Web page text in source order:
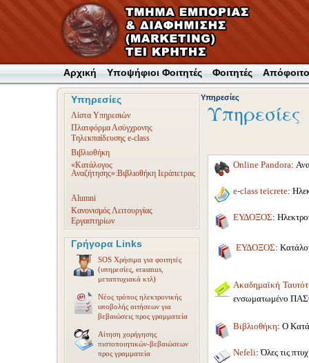
Αρχική Υποψήφιοι Φοιτητές Φοιτητές
Υπηρεσίες
Λίστα Υπηρεσιών
Πλατφόρμα Ασύγχρονης
Τηλεκπαίδευσης e-class
Βιβλιοθήκη
«Κατάλογος
Αναζήτησης»:Βιβλιοθήκη Ιεράπετρας
Alumni
Κανονισμός Λειτουργίας
Εργαστηρίων
Γρήγορα Links
SOS Χρήσιμα για φοιτητές
(υπηρεσίες, erasmus,
μεταπτυχιακά κτλ)
Νέος τρόπος ηλεκτρονικής
υποβολής αιτήσεων για
βεβαιώσεις προς γραμματεία
Αίτηση χορήγησης
πιστοποιητικών-βεβαιώσεων
προς γραμματεία
Υπηρεσίες
Υπηρεσίες
Online Pandora:
e-class teicrete:
ΕΥΔΟΞΟΣ:
ΕΥΔΟΞΟΣ:
Ακαδημαϊκή
ενσωματωμένο
Βιβλιοθήκη: Ο
Nefeli: Όλες τις